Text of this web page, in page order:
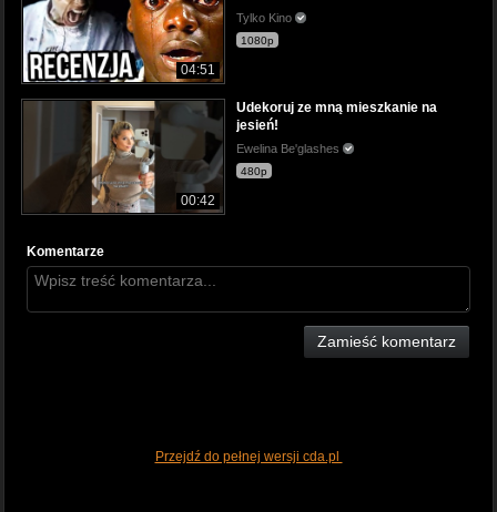
04:51
Tylko Kino
1080p
00:42
Udekoruj ze mną mieszkanie na
jesień!
Ewelina Be'glashes
480p
Komentarze
Zamieść komentarz
Przejdź do pełnej wersji cda.pl